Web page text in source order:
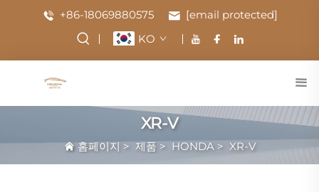
+86-18069880575
[email protected]
KO
XR-V
홈페이지 > 제품 > HONDA> XR-V